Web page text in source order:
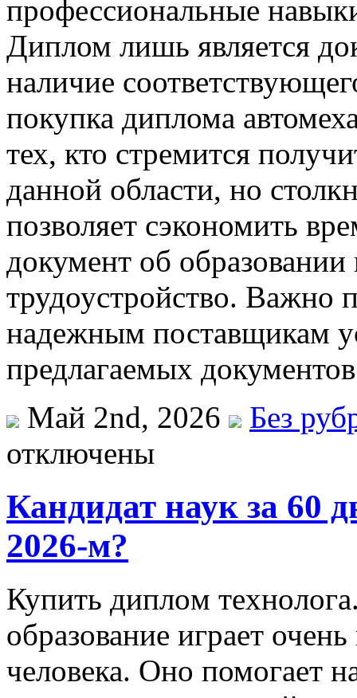
профессиональные
Диплом лишь является
наличие
покупка диплома
тех, кто стремится
данной области, но
позволяет сэкономить
документ об
трудоустройство. Важно
надежным поставщикам
предлагаемых
Май 2nd, 2026
Без
отключены
Кандидат наук за 60
2026-м?
Купить диплoм
образование играет
человека. Оно помогает